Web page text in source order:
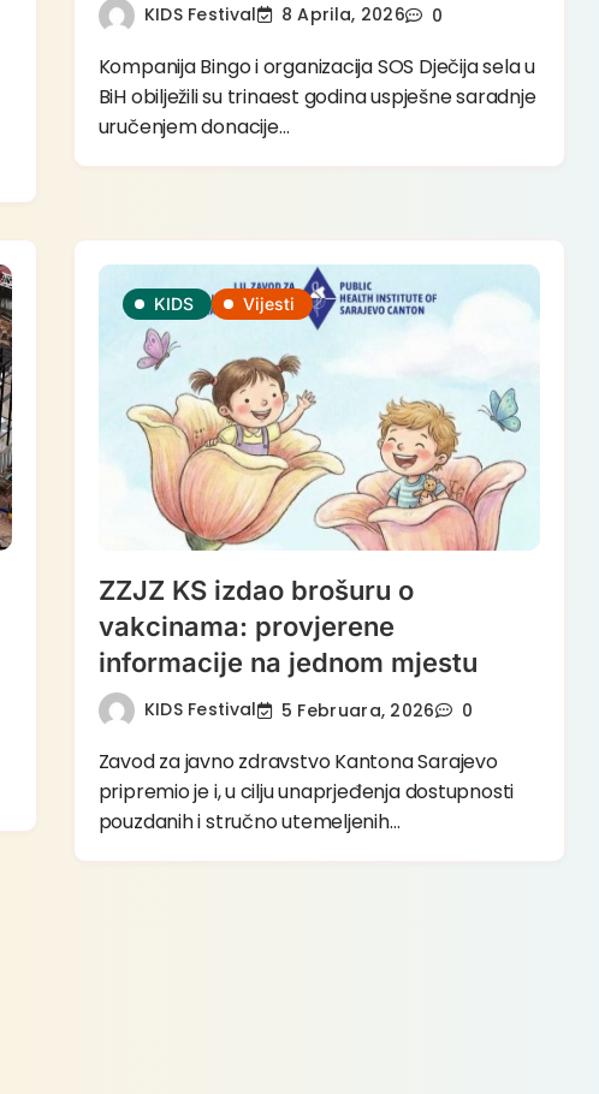
KIDS Festival 8 Aprila, 2026 0
Kompanija Bingo i organizacija SOS Dječija sela u
BiH obilježili su trinaest godina uspješne saradnje
uručenjem donacije…
KIDS Vijesti
ZZJZ KS izdao brošuru o
vakcinama: provjerene
informacije na jednom mjestu
KIDS Festival 5 Februara, 2026 0
Zavod za javno zdravstvo Kantona Sarajevo
pripremio je i, u cilju unaprjeđenja dostupnosti
pouzdanih i stručno utemeljenih…